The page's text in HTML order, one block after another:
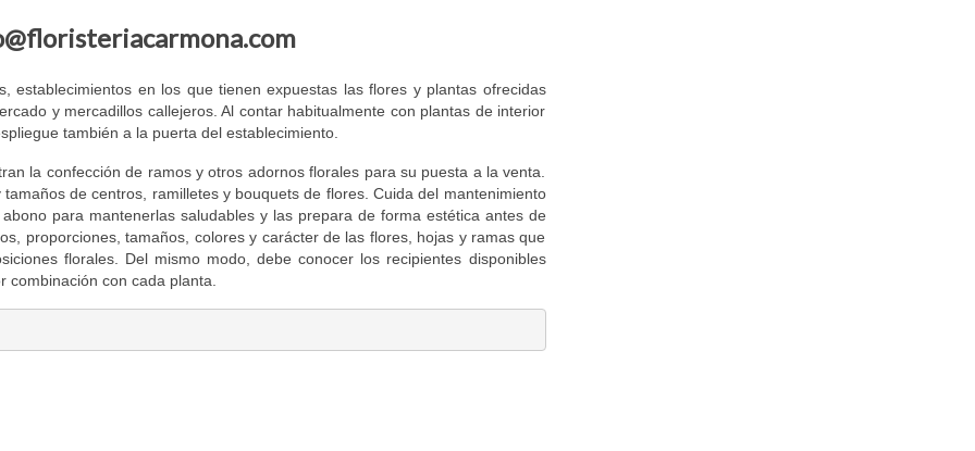
establecimientos en los que tienen expuestas las flores y plantas ofrecidas
y mercadillos callejeros. Al contar habitualmente con plantas de interior
también a la puerta del establecimiento.
la confección de ramos y otros adornos florales para su puesta a la venta.
de centros, ramilletes y bouquets de flores. Cuida del mantenimiento
para mantenerlas saludables y las prepara de forma estética antes de
proporciones, tamaños, colores y carácter de las flores, hojas y ramas que
florales. Del mismo modo, debe conocer los recipientes disponibles
combinación con cada planta.